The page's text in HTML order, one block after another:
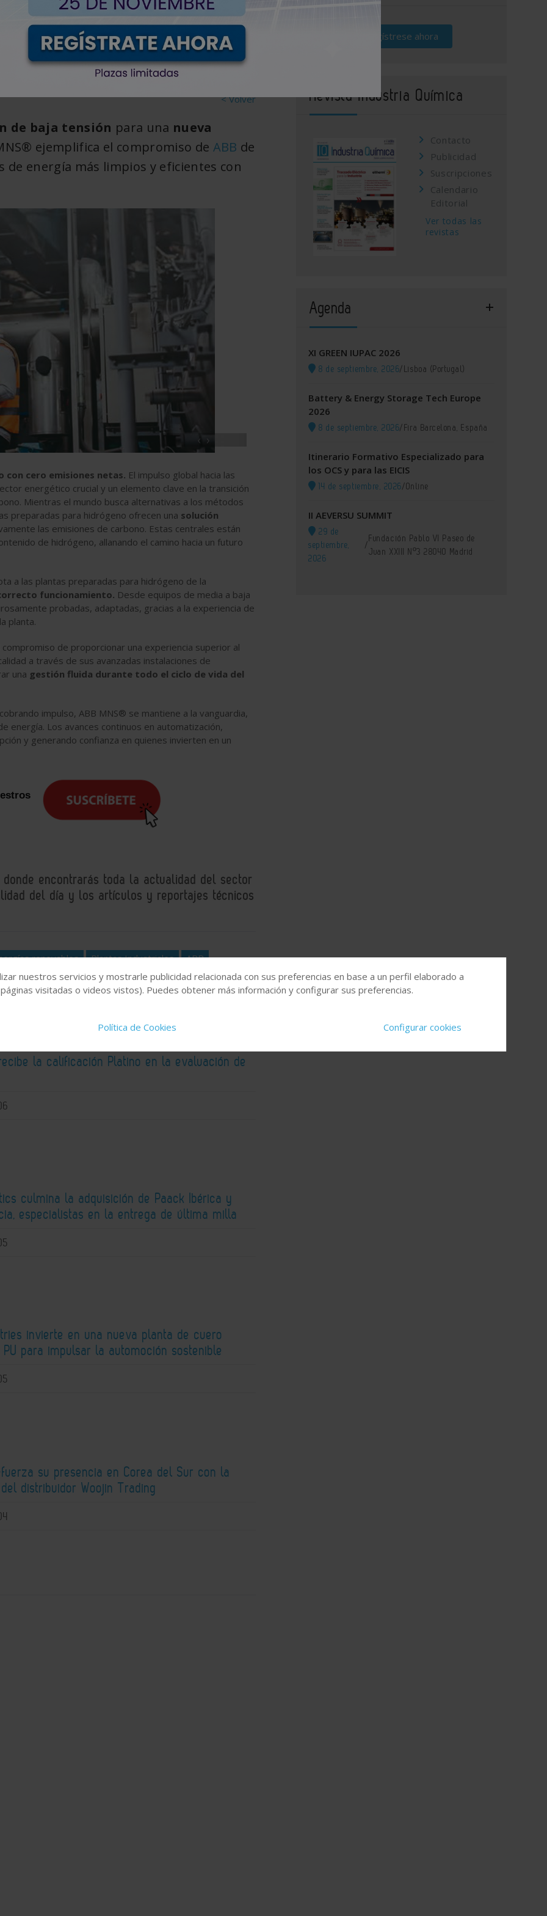
el hidrógeno
< Volver
de baja tensión para una nueva
ejemplifica el compromiso de ABB de
energía más limpios y eficientes con
‹ ›
con cero emisiones netas. El impulso global hacia las
energético crucial y un elemento clave en la transición
Mientras el mundo busca alternativas a los métodos
preparadas para hidrógeno ofrecen una solución
las emisiones de carbono. Estas centrales están
de hidrógeno, allanando el camino hacia un futuro
a las plantas preparadas para hidrógeno de la
funcionamiento. Desde equipos de media a baja
probadas, adaptadas, gracias a la experiencia de
planta.
de proporcionar una experiencia superior al
a través de sus avanzadas instalaciones de
una gestión fluida durante todo el ciclo de vida del
impulso, ABB MNS® se mantiene a la vanguardia,
energía. Los avances continuos en automatización,
y generando confianza en quienes invierten en un
donde encontrarás toda la actualidad del sector
del día y los artículos y reportajes técnicos
renovables Plantas Industriales ABB
la calificación Platino en la evaluación de
culmina la adquisición de Paack Ibérica y
especialistas en la entrega de última milla
invierte en una nueva planta de cuero
para impulsar la automoción sostenible
su presencia en Corea del Sur con la
distribuidor Woojin Trading
Regístrese ahora
Revista Industria Química
Contacto
Publicidad
Suscripciones
Calendario
Editorial
Ver todas las
revistas
Agenda
XI GREEN IUPAC 2026
8 de septiembre, 2026/Lisboa (Portugal)
Battery & Energy Storage Tech Europe
2026
8 de septiembre, 2026/Fira Barcelona, España
Itinerario Formativo Especializado para
los OCS y para las EICIS
14 de septiembre, 2026/Online
II AEVERSU SUMMIT
29 de
septiembre,
2026
/
Fundación Pablo VI Paseo de
Juan XXIII Nº3 28040 Madrid
nuestros servicios y mostrarle publicidad relacionada con sus preferencias en base a un perfil elaborado a
visitadas o videos vistos). Puedes obtener más información y configurar sus preferencias.
Política de Cookies Configurar cookies